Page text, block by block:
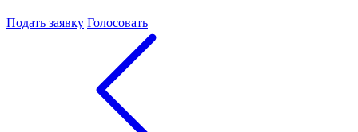
Подать заявку Голосовать